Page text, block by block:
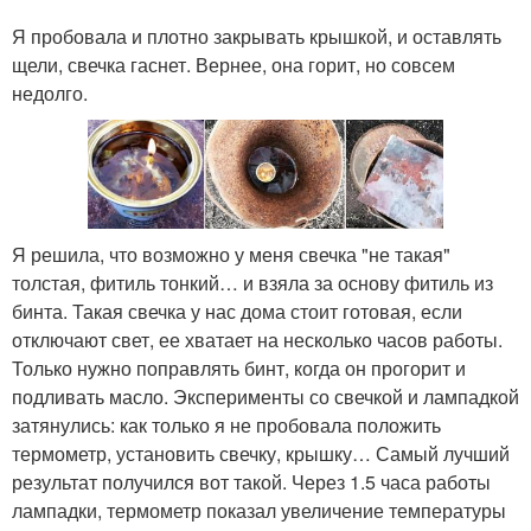
Я пробовала и плотно закрывать крышкой, и оставлять
щели, свечка гаснет. Вернее, она горит, но совсем
недолго.
Я решила, что возможно у меня свечка "не такая"
толстая, фитиль тонкий… и взяла за основу фитиль из
бинта. Такая свечка у нас дома стоит готовая, если
отключают свет, ее хватает на несколько часов работы.
Только нужно поправлять бинт, когда он прогорит и
подливать масло. Эксперименты со свечкой и лампадкой
затянулись: как только я не пробовала положить
термометр, установить свечку, крышку… Самый лучший
результат получился вот такой. Через 1.5 часа работы
лампадки, термометр показал увеличение температуры